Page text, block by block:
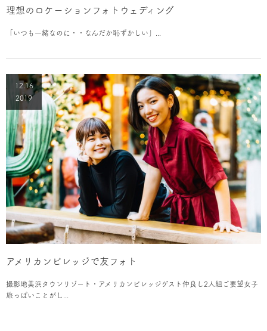
理想のロケーションフォトウェディング
「いつも一緒なのに・・なんだか恥ずかしい」...
12.16
2019
アメリカンビレッジで友フォト
撮影地美浜タウンリゾート・アメリカンビレッジゲスト仲良し2人組ご要望女子
旅っぽいことがし...